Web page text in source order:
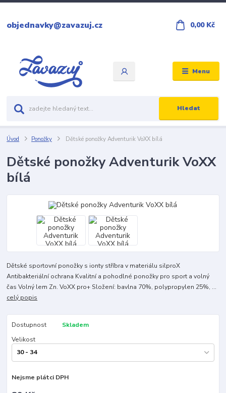
Menu
Hledat
objednavky@zavazuj.cz 0,00 Kč
Úvod Ponožky Dětské ponožky Adventurik VoXX bílá
Dětské ponožky Adventurik VoXX
bílá
Dětské sportovní ponožky s ionty stříbra v materiálu silproX
Antibakteriální ochrana Kvalitní a pohodlné ponožky pro sport a volný
čas Volný lem Zn. VoXX pro+ Složení: bavlna 70%, polypropylen 25%, ...
celý popis
Dostupnost
Skladem
Velikost
Nejsme plátci DPH